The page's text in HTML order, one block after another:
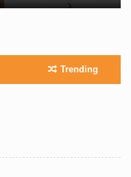
Trending